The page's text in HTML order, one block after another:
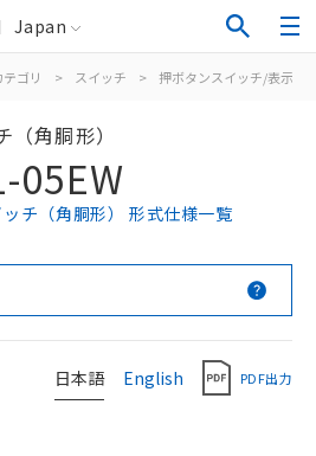
Japan
ゴリ > スイッチ > 押ボタンスイッチ/表示灯
角胴形）
05EW
チ（角胴形） 形式仕様一覧
日本語 English PDF出力